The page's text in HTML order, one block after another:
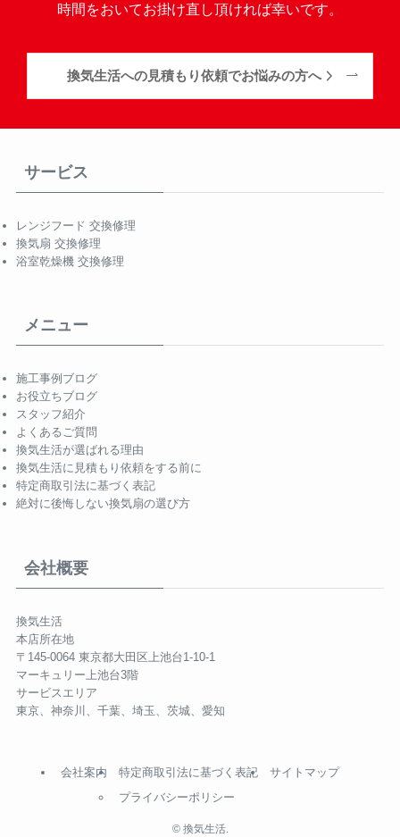
時間をおいてお掛け直し頂ければ幸いです。
換気生活への見積もり依頼でお悩みの方へ
サービス
レンジフード 交換修理
換気扇 交換修理
浴室乾燥機 交換修理
メニュー
施工事例ブログ
お役立ちブログ
スタッフ紹介
よくあるご質問
換気生活が選ばれる理由
換気生活に見積もり依頼をする前に
特定商取引法に基づく表記
絶対に後悔しない換気扇の選び方
会社概要
換気生活
本店所在地
〒145-0064 東京都大田区上池台1-10-1
マーキュリー上池台3階
サービスエリア
東京、神奈川、千葉、埼玉、茨城、愛知
会社案内
特定商取引法に基づく表記
プライバシーポリシー
サイトマップ
©換気生活.